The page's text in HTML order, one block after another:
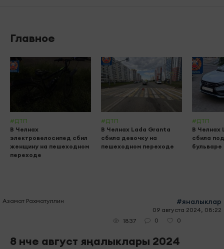
Главное
#ДТП
В Челнах
электровелосипед сбил
женщину на пешеходном
переходе
#ДТП
В Челнах Lada Granta
сбила девочку на
пешеходном переходе
#ДТП
В Челнах
сбила
Азамат Рахматуллин #яналыклар
09 августа 2024, 08:22
1837
0 0
8 нче август яңалыклары 2024